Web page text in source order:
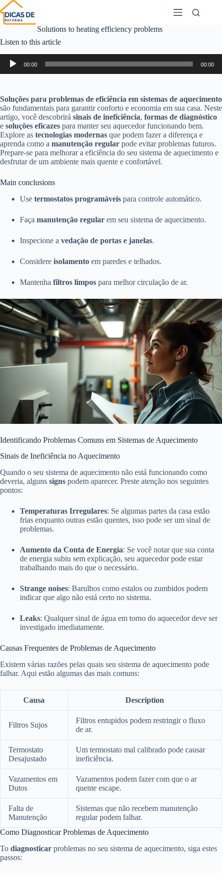
Solutions to heating efficiency problems
Listen to this article
Audio
Player
00:00 00:00
Soluções para problemas de eficiência em sistemas de aquecimento
são fundamentais para garantir conforto e economia em sua casa. Neste
artigo, você descobrirá sinais de ineficiência, formas de diagnóstico
e soluções eficazes para manter seu aquecedor funcionando bem.
Explore as tecnologias modernas que podem fazer a diferença e
aprenda como a manutenção regular pode evitar problemas futuros.
Prepare-se para melhorar a eficiência do seu sistema de aquecimento e
desfrutar de um ambiente mais quente e confortável.
Main conclusions
Use termostatos programáveis para controle automático.
Faça manutenção regular em seu sistema de aquecimento.
Inspecione a vedação de portas e janelas.
Considere isolamento em paredes e telhados.
Mantenha filtros limpos para melhor circulação de ar.
Identificando Problemas Comuns em Sistemas de Aquecimento
Sinais de Ineficiência no Aquecimento
Quando o seu sistema de aquecimento não está funcionando como
deveria, alguns signs podem aparecer. Preste atenção nos seguintes
pontos:
Temperaturas Irregulares: Se algumas partes da casa estão
frias enquanto outras estão quentes, isso pode ser um sinal de
problemas.
Aumento da Conta de Energia: Se você notar que sua conta
de energia subiu sem explicação, seu aquecedor pode estar
trabalhando mais do que o necessário.
Strange noises: Barulhos como estalos ou zumbidos podem
indicar que algo não está certo no sistema.
Leaks: Qualquer sinal de água em torno do aquecedor deve ser
investigado imediatamente.
Causas Frequentes de Problemas de Aquecimento
Existem várias razões pelas quais seu sistema de aquecimento pode
falhar. Aqui estão algumas das mais comuns:
Causa Description
Filtros Sujos
Filtros entupidos podem restringir o fluxo
de ar.
Termostato
Desajustado
Um termostato mal calibrado pode causar
ineficiência.
Vazamentos em
Dutos
Vazamentos podem fazer com que o ar
quente escape.
Falta de
Manutenção
Sistemas que não recebem manutenção
regular podem falhar.
Como Diagnosticar Problemas de Aquecimento
To diagnosticar problemas no seu sistema de aquecimento, siga estes
passos: